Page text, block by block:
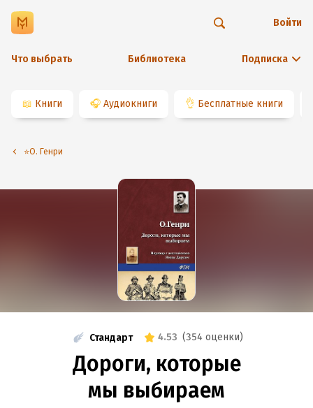
Что выбрать Библиотека Подписка
Войти
📖 Книги 🎧 Аудиокниги 👌 Бесплатные книги
⭐️О. Генри
Стандарт 4.53 (354 оценки)
Дороги, которые
мы выбираем